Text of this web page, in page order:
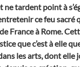
ne tardent point à
ce feu sacré
France à Rome.
que c’est à elle
les arts, dont